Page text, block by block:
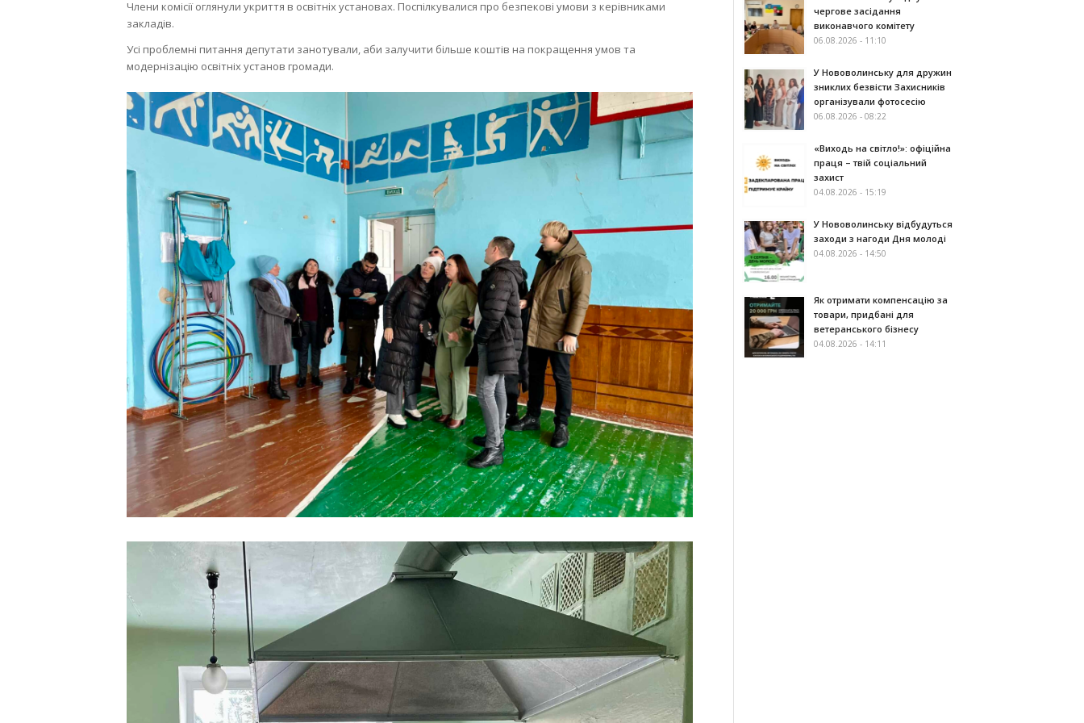
Члени комісії оглянули укриття в освітніх установах. Поспілкувалися про безпекові умови з керівниками
закладів.
Усі проблемні питання депутати занотували, аби залучити більше коштів на покращення умов та
модернізацію освітніх установ громади.
чергове засідання
виконавчого комітету
06.08.2026 - 11:10
У Нововолинську для дружин
зниклих безвісти Захисників
організували фотосесію
06.08.2026 - 08:22
«Виходь на світло!»: офіційна
праця – твій соціальний
захист
04.08.2026 - 15:19
У Нововолинську відбудуться
заходи з нагоди Дня молоді
04.08.2026 - 14:50
Як отримати компенсацію за
товари, придбані для
ветеранського бізнесу
04.08.2026 - 14:11